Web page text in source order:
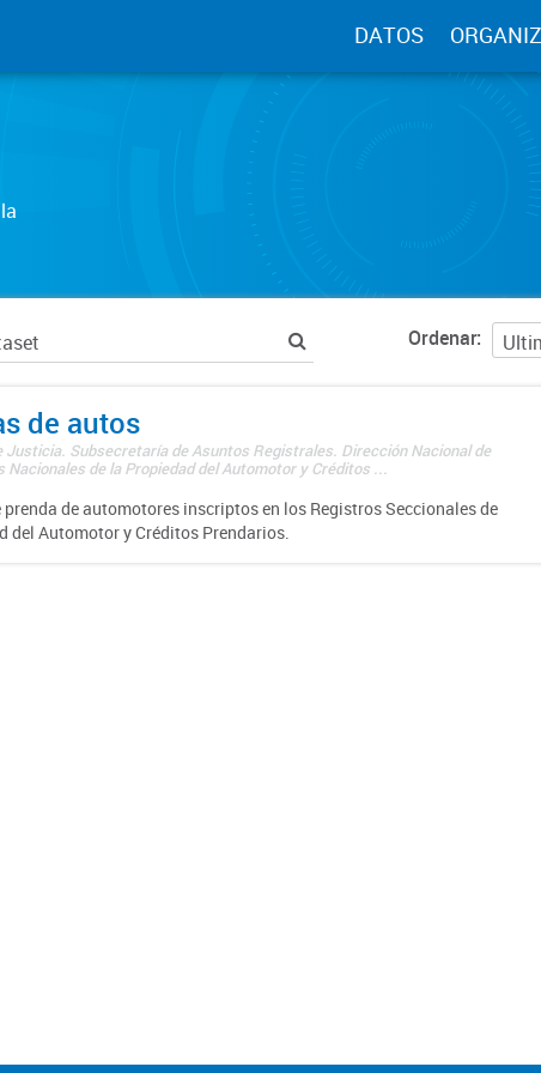
DATOS
Ordenar
de autos
Justicia. Subsecretaría de Asuntos Registrales. Dirección Nacional de
Nacionales de la Propiedad del Automotor y Créditos ...
prenda de automotores inscriptos en los Registros Seccionales de
del Automotor y Créditos Prendarios.